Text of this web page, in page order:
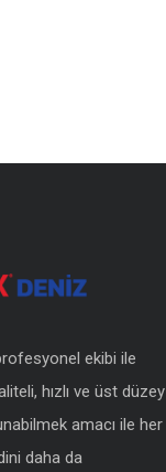
ekibi ile
hızlı ve üst düzey
amacı ile her
daha da